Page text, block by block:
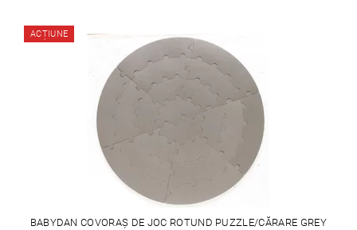
ACȚIUNE
BABYDAN COVORAȘ DE JOC ROTUND PUZZLE/CĂRARE GREY